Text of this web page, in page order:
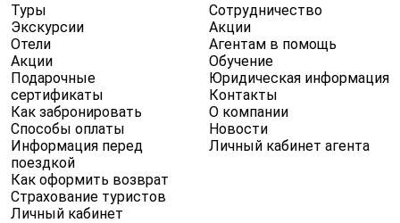
Туры
Экскурсии
Отели
Акции
Подарочные
сертификаты
Как забронировать
Способы оплаты
Информация перед
поездкой
Как оформить возврат
Страхование туристов
Личный кабинет
Сотрудничество
Акции
Агентам в помощь
Обучение
Юридическая информация
Контакты
О компании
Новости
Личный кабинет агента